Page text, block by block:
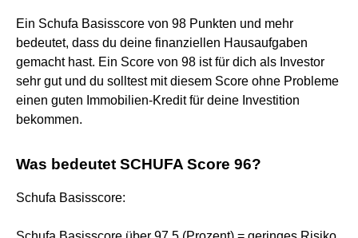
Ein Schufa Basisscore von 98 Punkten und mehr
bedeutet, dass du deine finanziellen Hausaufgaben
gemacht hast. Ein Score von 98 ist für dich als Investor
sehr gut und du solltest mit diesem Score ohne Probleme
einen guten Immobilien-Kredit für deine Investition
bekommen.
Was bedeutet SCHUFA Score 96?
Schufa Basisscore: